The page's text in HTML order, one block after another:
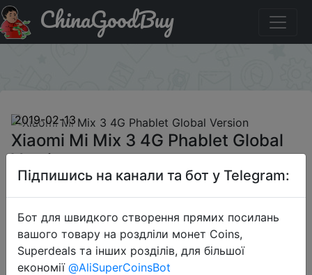
Код на знижку GBMPMIX3H Xiaomi Mi Mix 3 4G Phablet
Global VersionChinaGoodBuy
2019-02-13
Xiaomi Mi Mix 3 4G Phablet Global
Version
$499.99
Промокод:"GBMPMIX3H"
Підпишись на канали та бот у Telegram:
Бот для швидкого створення прямих посилань
вашого товару на роздліли монет Coins,
Superdeals та інших розділів, для більшої
економії @AliSuperCoinsBot